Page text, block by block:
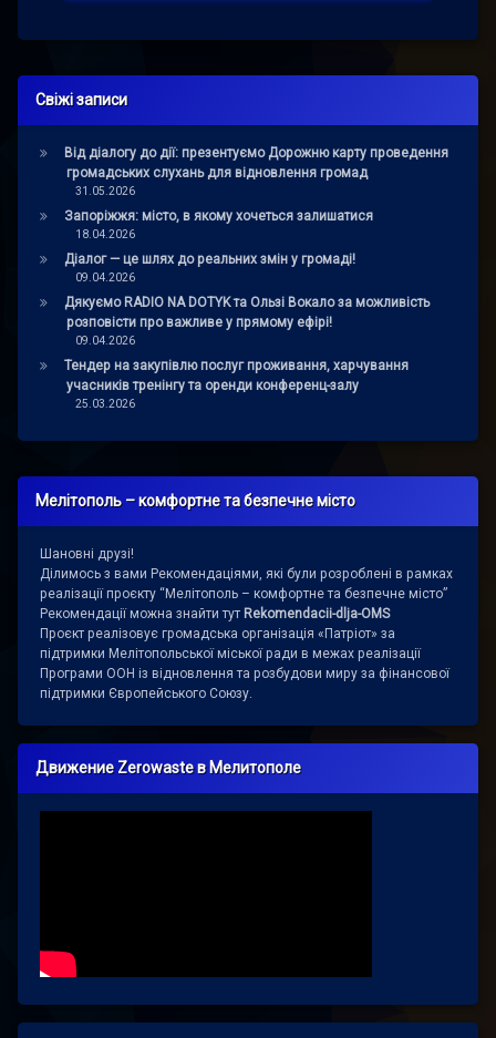
Свіжі записи
Від діалогу до дії: презентуємо Дорожню карту проведення
громадських слухань для відновлення громад
31.05.2026
Запоріжжя: місто, в якому хочеться залишатися
18.04.2026
Діалог — це шлях до реальних змін у громаді!
09.04.2026
Дякуємо RADIO NA DOTYK та Ользі Вокало за можливість
розповісти про важливе у прямому ефірі!
09.04.2026
Тендер на закупівлю послуг проживання, харчування
учасників тренінгу та оренди конференц-залу
25.03.2026
Мелітополь – комфортне та безпечне місто
Шановні друзі!
Ділимось з вами Рекомендаціями, які були розроблені в рамках
реалізації проєкту “Мелітополь – комфортне та безпечне місто”
Рекомендації можна знайти тут Rekomendacii-dlja-OMS
Проєкт реалізовує громадська організація «Патріот» за
підтримки Мелітопольської міської ради в межах реалізації
Програми ООН із відновлення та розбудови миру за фінансової
підтримки Європейського Союзу.
Движение Zerowaste в Мелитополе